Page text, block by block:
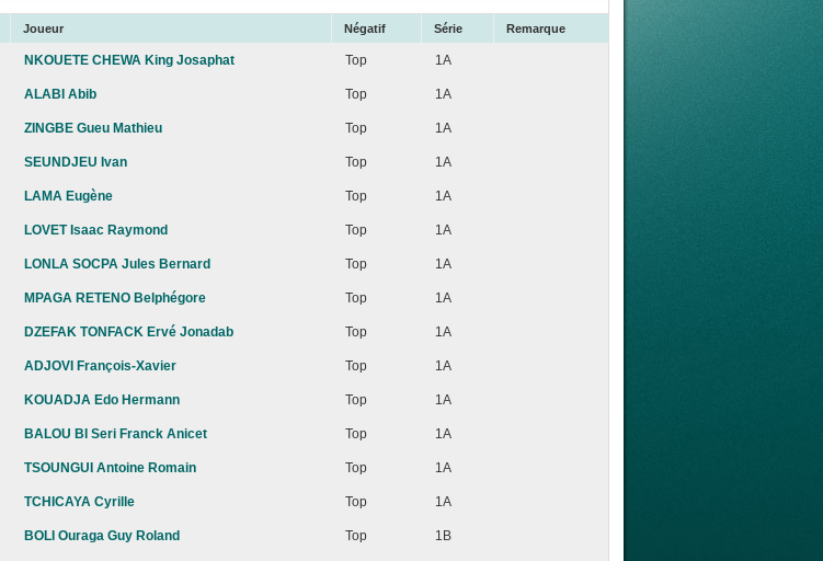
Joueur Négatif Série Remarque
NKOUETE CHEWA King Josaphat Top 1A
ALABI Abib Top 1A
ZINGBE Gueu Mathieu Top 1A
SEUNDJEU Ivan Top 1A
LAMA Eugène Top 1A
LOVET Isaac Raymond Top 1A
LONLA SOCPA Jules Bernard Top 1A
MPAGA RETENO Belphégore Top 1A
DZEFAK TONFACK Ervé Jonadab Top 1A
ADJOVI François-Xavier Top 1A
KOUADJA Edo Hermann Top 1A
BALOU BI Seri Franck Anicet Top 1A
TSOUNGUI Antoine Romain Top 1A
TCHICAYA Cyrille Top 1A
BOLI Ouraga Guy Roland Top 1B